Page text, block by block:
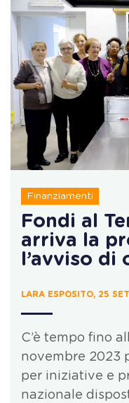
Finanziamenti
Fondi al
arriva la
l’avviso di
LARA ESPOSITO, 25
C’è tempo fino
novembre 2023
per iniziative e
nazionale